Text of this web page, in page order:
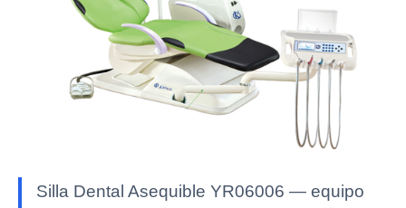
Silla Dental Asequible YR06006 — equipo